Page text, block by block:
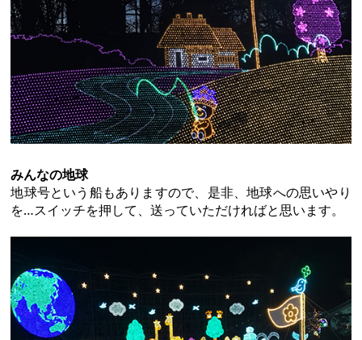
みんなの地球
地球号という船もありますので、是非、地球への思いやり
を…スイッチを押して、送っていただければと思います。